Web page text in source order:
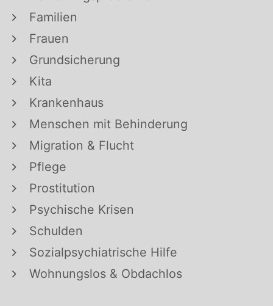
Familien
Frauen
Grundsicherung
Kita
Krankenhaus
Menschen mit Behinderung
Migration & Flucht
Pflege
Prostitution
Psychische Krisen
Schulden
Sozialpsychiatrische Hilfe
Wohnungslos & Obdachlos